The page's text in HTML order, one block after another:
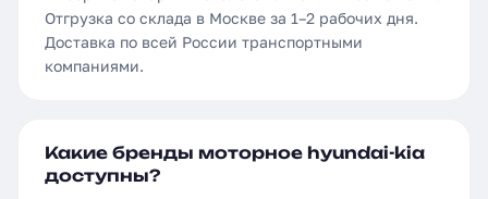
Отгрузка со склада в Москве за 1–2 рабочих дня.
Доставка по всей России транспортными
компаниями.
Какие бренды моторное hyundai-kia
доступны?